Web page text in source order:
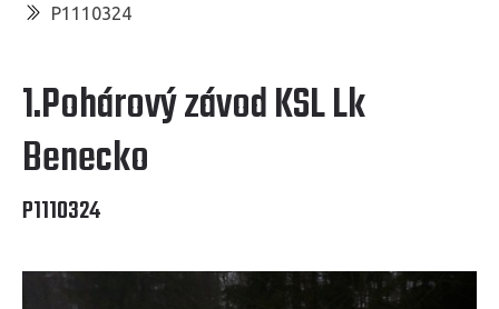
P1110324
1.Pohárový závod KSL Lk
Benecko
P1110324